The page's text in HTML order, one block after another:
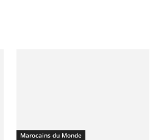
Marocains du Monde